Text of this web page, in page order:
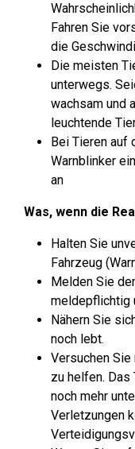
Fahren Sie
die
Die meisten
unterwegs.
wachsam und
leuchtende
Bei Tieren auf
Warnblinker
an
Was, wenn die
Halten Sie
Fahrzeug
Melden Sie
meldepflichtig
Nähern Sie
noch lebt.
Versuchen
zu helfen. Das
noch mehr
Verletzungen